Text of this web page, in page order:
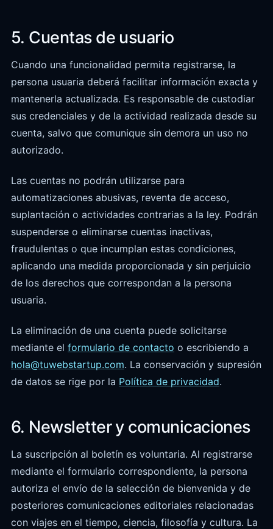
5. Cuentas de usuario
Cuando una funcionalidad permita registrarse, la
persona usuaria deberá facilitar información exacta y
mantenerla actualizada. Es responsable de custodiar
sus credenciales y de la actividad realizada desde su
cuenta, salvo que comunique sin demora un uso no
autorizado.
Las cuentas no podrán utilizarse para
automatizaciones abusivas, reventa de acceso,
suplantación o actividades contrarias a la ley. Podrán
suspenderse o eliminarse cuentas inactivas,
fraudulentas o que incumplan estas condiciones,
aplicando una medida proporcionada y sin perjuicio
de los derechos que correspondan a la persona
usuaria.
La eliminación de una cuenta puede solicitarse
mediante el formulario de contacto o escribiendo a
hola@tuwebstartup.com. La conservación y supresión
de datos se rige por la Política de privacidad.
6. Newsletter y comunicaciones
La suscripción al boletín es voluntaria. Al registrarse
mediante el formulario correspondiente, la persona
autoriza el envío de la selección de bienvenida y de
posteriores comunicaciones editoriales relacionadas
con viajes en el tiempo, ciencia, filosofía y cultura. La